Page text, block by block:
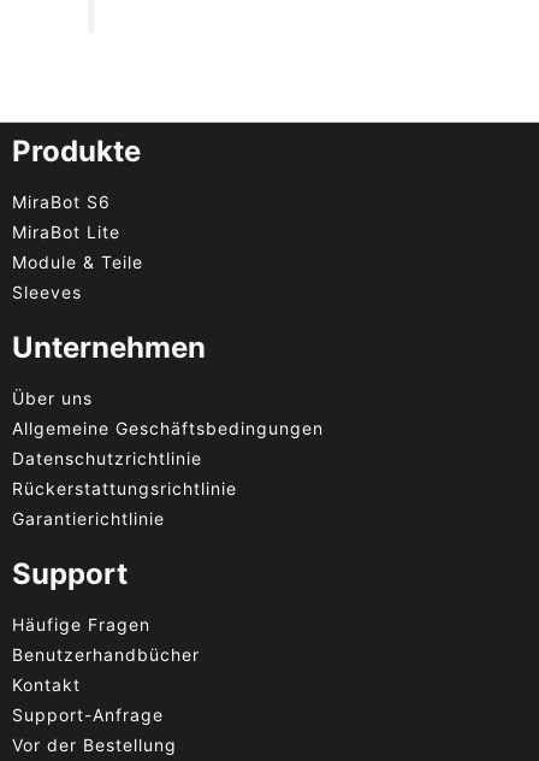
Produkte
MiraBot S6
MiraBot Lite
Module & Teile
Sleeves
Unternehmen
Über uns
Allgemeine Geschäftsbedingungen
Datenschutzrichtlinie
Rückerstattungsrichtlinie
Garantierichtlinie
Support
Häufige Fragen
Benutzerhandbücher
Kontakt
Support-Anfrage
Vor der Bestellung